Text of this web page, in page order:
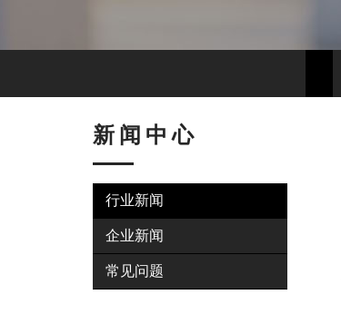
新闻中心
行业新闻
企业新闻
常见问题